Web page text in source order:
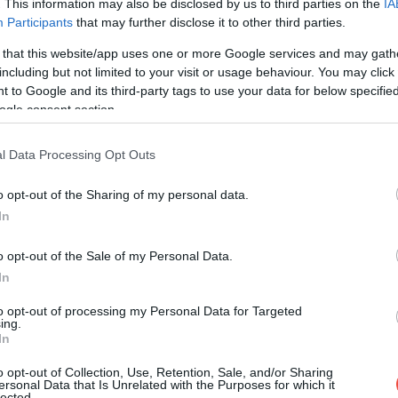
This information may also be disclosed by us to third parties on the
Participants that may further disclose it to other third parties.
that this website/app uses one or more Google services and may
but not limited to your visit or usage behaviour. You may
to Google and its third-party tags to use your data for below
consent section.
Data Processing Opt Outs
opt-out of the Sharing of my personal data.
opt-out of the Sale of my Personal Data.
opt-out of processing my Personal Data for Targeted
opt-out of Collection, Use, Retention, Sale, and/or Sharing
Data that Is Unrelated with the Purposes for which it
erózió és földcsuszamlás rombol évről évre.
Calanques Nemzeti Parkot, ahol nem tudják a
sem tesz jót a sok oda érkező hajó.
az üledékszennyezésnek és a nagy
rengetegen kiköltöztek a városból, rengeteg
régi lakhelye és a nyaraló között, és van, aki
nem változtattak az új lakók az életmódjukon:
megnőtt a forgalom és így a légszennyezés